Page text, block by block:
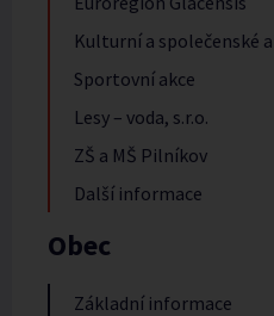
Kulturní a společenské
Sportovní akce
Lesy – voda, s.r.o.
ZŠ a MŠ Pilníkov
Další informace
Obec
Základní informace